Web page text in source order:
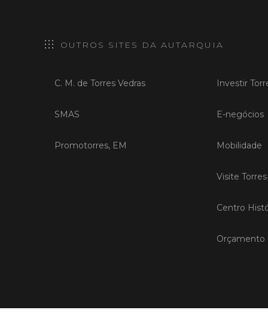
OUTROS SITES DA AUTARQUIA
C. M. de Torres Vedras
SMAS
Promotorres, EM
Investir
E-negócios
Mobilidade
Visite
Centro
Orçamento